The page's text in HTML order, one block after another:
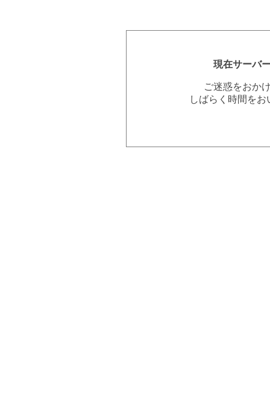
現在サーバ
ご迷惑をおか
しばらく時間を